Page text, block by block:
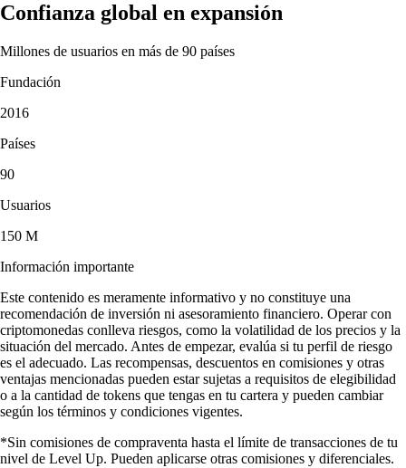
Confianza global en expansión
Millones de usuarios en más de 90 países
Fundación
2016
Países
90
Usuarios
150 M
Información importante
Este contenido es meramente informativo y no constituye una
recomendación de inversión ni asesoramiento financiero. Operar con
criptomonedas conlleva riesgos, como la volatilidad de los precios y la
situación del mercado. Antes de empezar, evalúa si tu perfil de riesgo
es el adecuado. Las recompensas, descuentos en comisiones y otras
ventajas mencionadas pueden estar sujetas a requisitos de elegibilidad
o a la cantidad de tokens que tengas en tu cartera y pueden cambiar
según los términos y condiciones vigentes.
*Sin comisiones de compraventa hasta el límite de transacciones de tu
nivel de Level Up. Pueden aplicarse otras comisiones y diferenciales.